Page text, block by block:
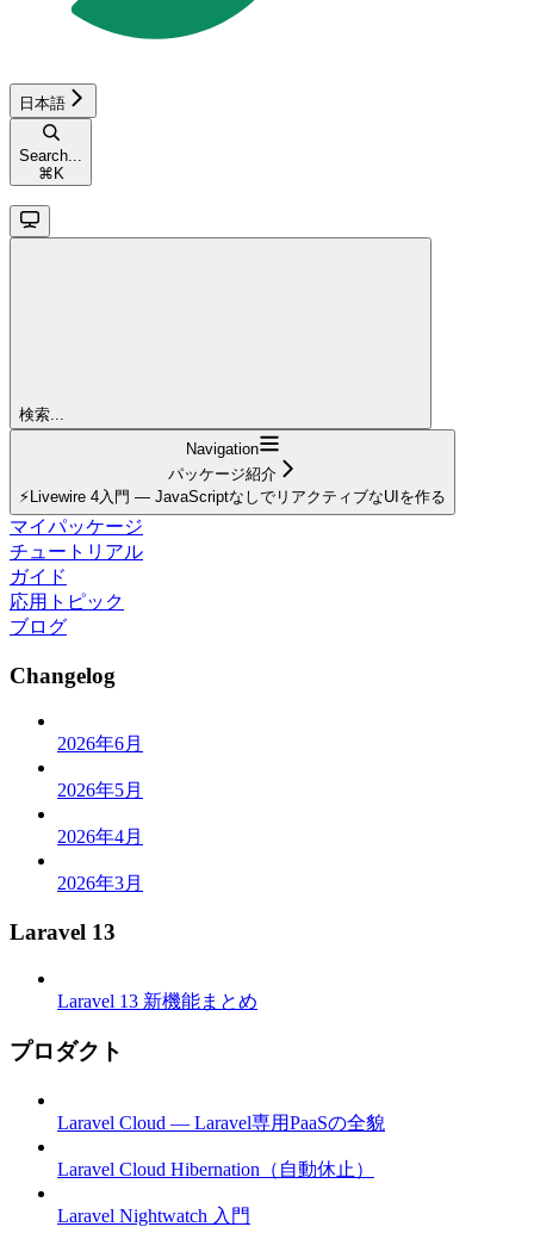
日本語
Search...
⌘ K
検索...
Navigation
パッケージ紹介
⚡Livewire 4入門 — JavaScriptなしでリアクティブなUIを作る
マイパッケージ
チュートリアル
ガイド
応用トピック
ブログ
Changelog
2026年6月
2026年5月
2026年4月
2026年3月
Laravel 13
Laravel 13 新機能まとめ
プロダクト
Laravel Cloud — Laravel専用PaaSの全貌
Laravel Cloud Hibernation（自動休止）
Laravel Nightwatch 入門